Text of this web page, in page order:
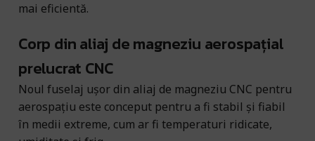
mai eficientă.
Corp din aliaj de magneziu aerospațial
prelucrat CNC
Noul fuselaj ușor din aliaj de magneziu CNC pentru
aerospațiu este conceput pentru a fi stabil și fiabil
în medii extreme, cum ar fi temperaturi ridicate,